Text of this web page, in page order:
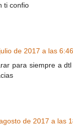
ti confio
de 2017 a las 6:46
para siempre a
de 2017 a las